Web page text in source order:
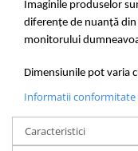
Imaginile produselor
diferențe de nuanță
monitorului
Dimensiunile pot varia
Informatii
Caracteristici